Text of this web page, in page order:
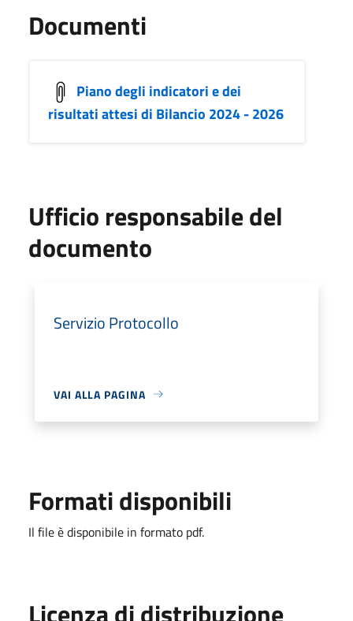
Documenti
Piano degli indicatori e dei
risultati attesi di Bilancio 2024 - 2026
Ufficio responsabile del
documento
Servizio Protocollo
VAI ALLA PAGINA
Formati disponibili
Il file è disponibile in formato pdf.